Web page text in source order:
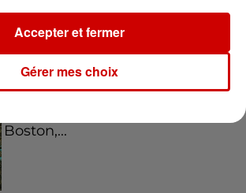
emblématique de
l'entrepreneuriat féminin
Boston,...
Gérer mes choix
Accepter et fermer